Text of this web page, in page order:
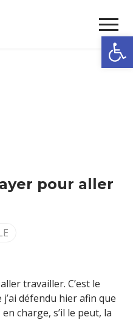
Ouvrir
pour aller
travailler. C’est le
défendu hier afin que
charge, s’il le peut, la